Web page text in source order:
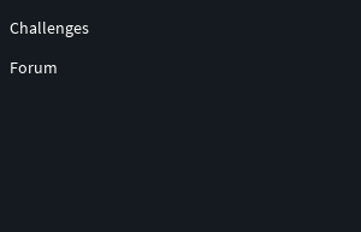
Challenges
Forum